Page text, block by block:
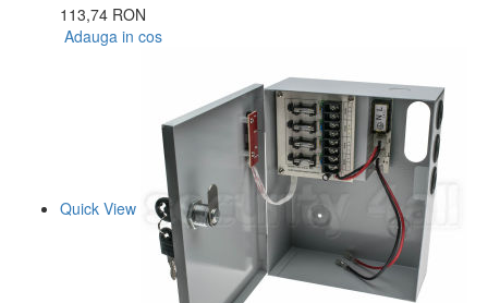
113,74 RON
Adauga in cos
Quick View